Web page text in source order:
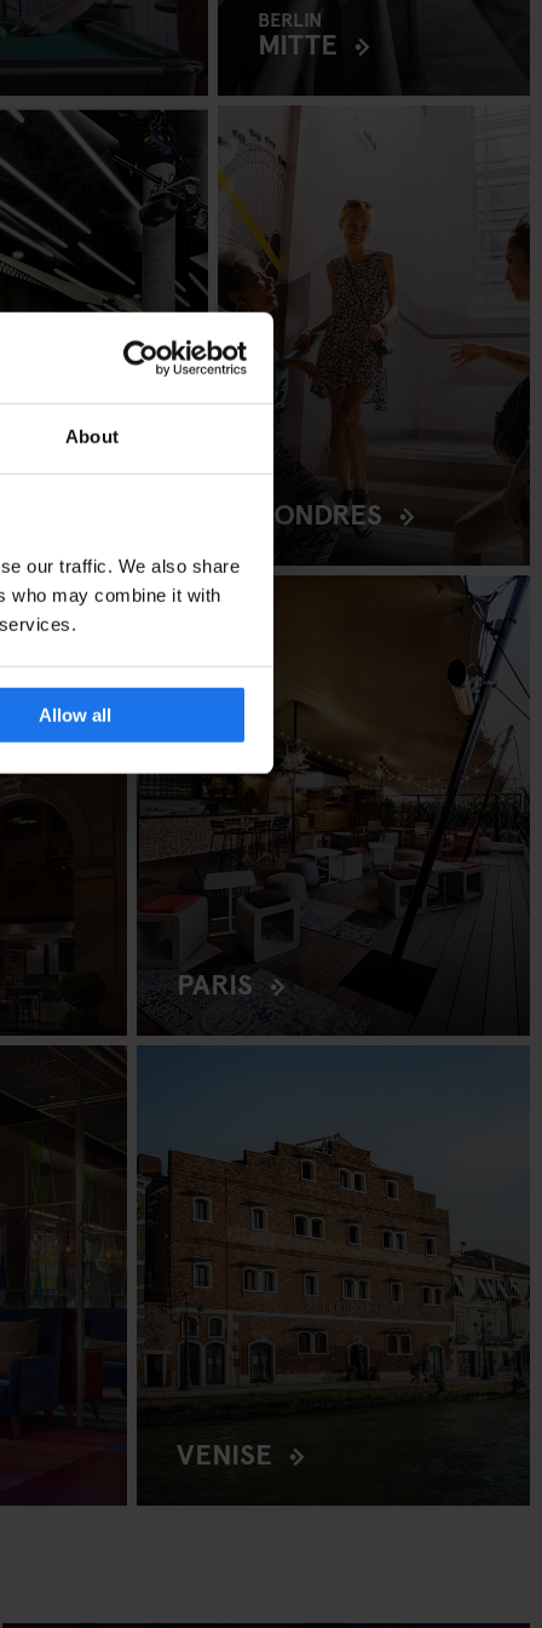
About
our traffic. We also share
who may combine it with
Allow all
BERLIN
MITTE
LONDRES
PARIS
VENISE